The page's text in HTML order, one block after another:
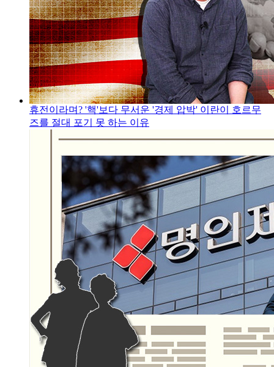
휴전이라며? '핵'보다 무서운 '경제 압박' 이란이 호르무
즈를 절대 포기 못 하는 이유